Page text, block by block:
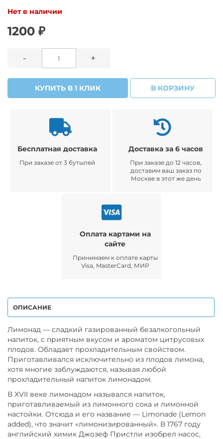
Нет в наличии
1200 ₽
- +
КУПИТЬ В 1 КЛИК В КОРЗИНУ
Бесплатная доставка
При заказе от 3 бутылей
Доставка за 6 часов
При заказе до 12 часов,
доставим ваш заказ по
Москве в этот же день
Оплата картами на
сайте
Принимаем к оплате карты
Visa, MasterCard, МИР
ОПИСАНИЕ
Лимонад — сладкий газированный безалкогольный
напиток, с приятным вкусом и ароматом цитрусовых
плодов. Обладает прохладительным свойством.
Приготавливался исключительно из плодов лимона,
хотя многие заблуждаются, называя любой
прохладительный напиток лимонадом.
В XVII веке лимонадом назывался напиток,
приготавливаемый из лимонного сока и лимонной
настойки. Отсюда и его название — Limonade (Lemon
added), что значит «лимонизированный». В 1767 году
английский химик Джозеф Пристли изобрел насос,